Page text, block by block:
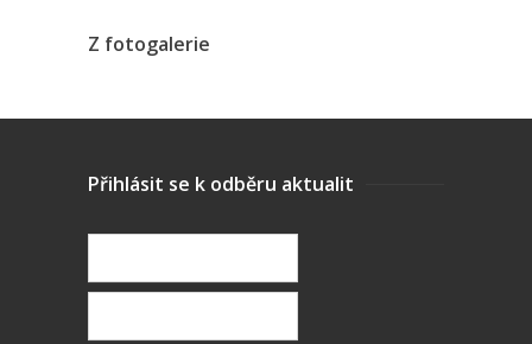
Z fotogalerie
Přihlásit se k odběru aktualit